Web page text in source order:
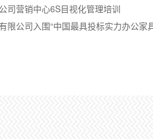
司营销中心6S目视化管理培训
限公司入围“中国最具投标实力办公家